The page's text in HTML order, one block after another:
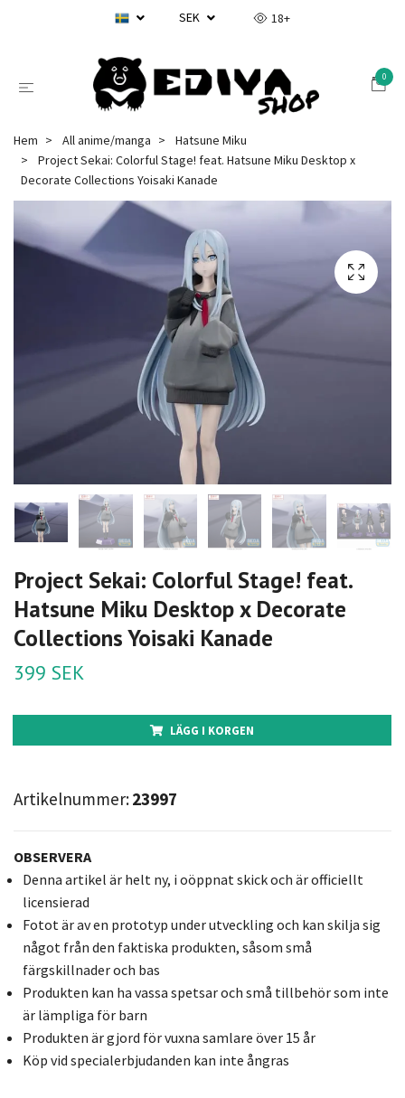
SEK 18+
0
Hem All anime/manga
Hatsune Miku
Project Sekai: Colorful Stage! feat. Hatsune Miku Desktop x
Decorate Collections Yoisaki Kanade
Project Sekai: Colorful Stage! feat.
Hatsune Miku Desktop x Decorate
Collections Yoisaki Kanade
399 SEK
LÄGG I KORGEN
Artikelnummer:23997
OBSERVERA
Denna artikel är helt ny, i oöppnat skick och är officiellt
licensierad
Fotot är av en prototyp under utveckling och kan skilja sig
något från den faktiska produkten, såsom små
färgskillnader och bas
Produkten kan ha vassa spetsar och små tillbehör som inte
är lämpliga för barn
Produkten är gjord för vuxna samlare över 15 år
Köp vid specialerbjudanden kan inte ångras